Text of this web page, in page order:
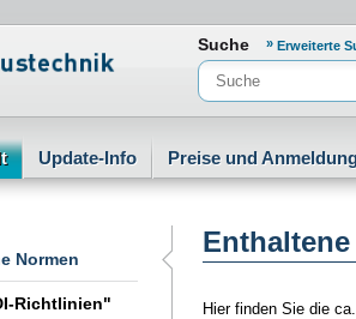
Barrierefreiheit
Suche Erweiterte
Update-Info Preise und
Normen
Richtlinien"
Hier finden Sie die